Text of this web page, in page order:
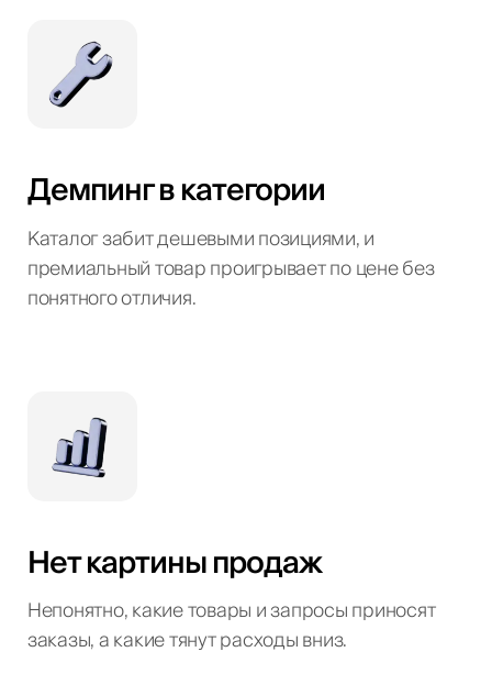
Демпинг в категории
Каталог забит дешевыми позициями, и
премиальный товар проигрывает по цене без
понятного отличия.
Нет картины продаж
Непонятно, какие товары и запросы приносят
заказы, а какие тянут расходы вниз.